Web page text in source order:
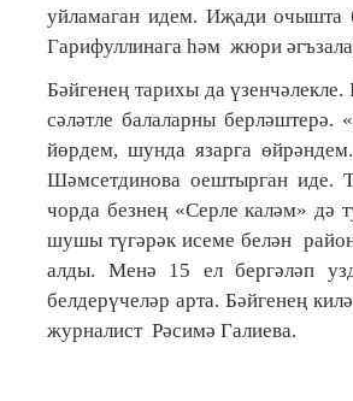
уйламаган идем. Иҗади очышта
Гарифуллинага һәм жюри
Бәйгенең тарихы да
сәләтле балаларны
йөрдем, шунда язарга
Шәмсетдинова оештырган иде.
чорда безнең «Серле каләм» дә
шушы түгәрәк исеме белән
алды. Менә 15 ел бергәләп
белдерүчеләр арта. Бәйгенең
журналист Рәсимә Галиева.